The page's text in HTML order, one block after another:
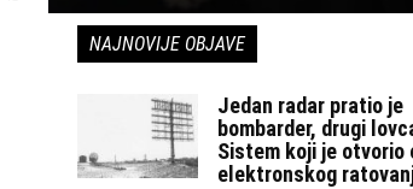
NAJNOVIJE OBJAVE
Jedan radar pratio je
bombarder, drugi
Sistem koji je otvorio
elektronskog